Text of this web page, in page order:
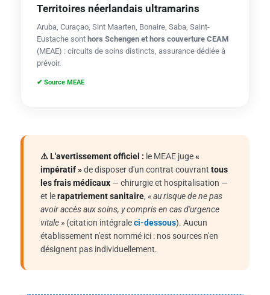
Territoires néerlandais ultramarins
Aruba, Curaçao, Sint Maarten, Bonaire, Saba, Saint-
Eustache sont hors Schengen et hors couverture CEAM
(MEAE) : circuits de soins distincts, assurance dédiée à
prévoir.
✔ Source MEAE
⚠️ L'avertissement officiel : le MEAE juge«
impératif »de disposer d'un contrat couvrant tous
les frais médicaux — chirurgie et hospitalisation —
et lerapatriement sanitaire, « au risque de ne pas
avoir accès aux soins, y compris en cas d'urgence
vitale » (citation intégraleci-dessous). Aucun
établissement n'est nommé ici : nos sources n'en
désignent pas individuellement.